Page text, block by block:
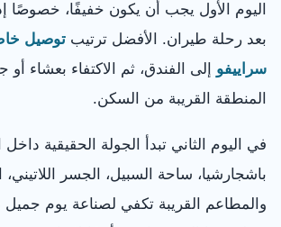
اليوم الأول يجب أن يكون خفيفًا، خصوصًا
بعد رحلة طيران. الأفضل ترتيب توصيل
سراييفو إلى الفندق، ثم الاكتفاء بعشاء
المنطقة القريبة من السكن.
في اليوم الثاني تبدأ الجولة الحقيقية
باشجارشيا، ساحة السبيل، الجسر اللاتيني،
والمطاعم القريبة تكفي لصناعة يوم